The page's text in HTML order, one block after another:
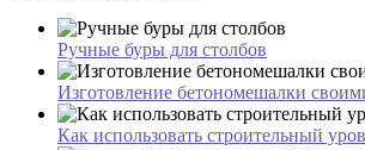
Ручные буры для столбов
Изготовление бетономешалки
Как использовать строительный